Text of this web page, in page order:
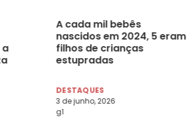
A cada mil bebês
nascidos em 2024, 5 eram
filhos de crianças
estupradas
DESTAQUES
3 de junho, 2026
g1